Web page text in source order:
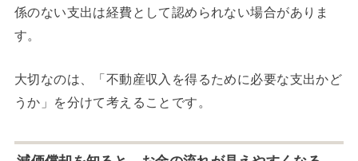
係のない支出は経費として認められない場合がありま
す。
大切なのは、「不動産収入を得るために必要な支出かど
うか」を分けて考えることです。